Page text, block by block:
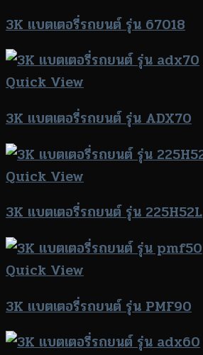
3K แบตเตอรี่รถยนต์ รุ่น 67018
Quick View
3K แบตเตอรี่รถยนต์ รุ่น ADX70
Quick View
3K แบตเตอรี่รถยนต์ รุ่น 225H52L
Quick View
3K แบตเตอรี่รถยนต์ รุ่น PMF90